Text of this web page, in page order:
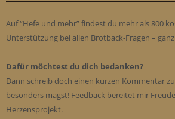
Auf “Hefe und mehr” findest du mehr als 800
Unterstützung bei allen Brotback-Fragen –
Dafür möchtest du dich bedanken?
Dann schreib doch einen kurzen Kommentar
besonders magst! Feedback bereitet mir
Herzensprojekt.